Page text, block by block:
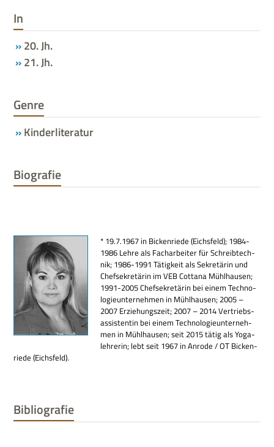
In
20. Jh.
21. Jh.
Genre
Kinderliteratur
Biografie
* 19.7.1967 in Bicken­riede (Eichs­feld); 1984-
1986 Lehre als Fach­ar­bei­ter für Schreib­tech­
nik; 1986-1991 Tätig­keit als Sekre­tä­rin und
Chef­se­kre­tä­rin im VEB Cott­ana Mühl­hau­sen;
1991-2005 Chef­se­kre­tä­rin bei einem Tech­no­
lo­gie­un­ter­neh­men in Mühl­hau­sen; 2005 –
2007 Erzie­hungs­zeit; 2007 – 2014 Ver­triebs­
as­si­sten­tin bei einem Tech­no­lo­gie­un­ter­neh­
men in Mühl­hau­sen; seit 2015 tätig als Yoga­
leh­re­rin; lebt seit 1967 in Anrode / OT Bicken­
riede (Eichs­feld).
Bibliografie